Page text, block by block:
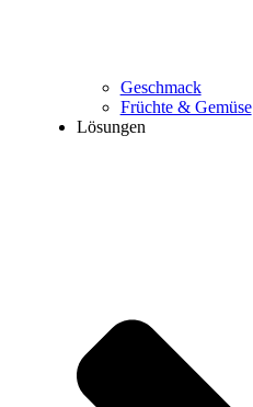
Geschmack
Früchte & Gemüse
Lösungen